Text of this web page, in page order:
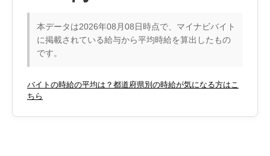
本データは2026年08月08日時点で、マイナビバイト
に掲載されている給与から平均時給を算出したもの
です。
バイトの時給の平均は？都道府県別の時給が気になる方はこ
ちら